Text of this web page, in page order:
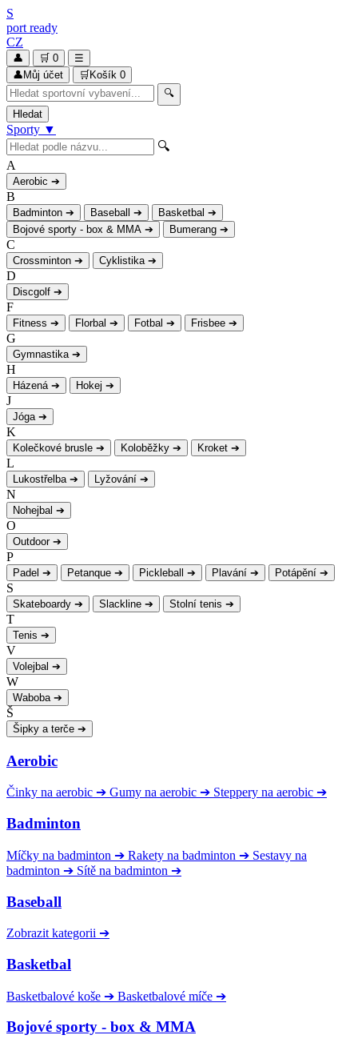
S
port ready
CZ
👤 🛒 0
☰
👤 Můj účet 🛒 Košík 0
🔍
Hledat
Sporty ▼
🔍
A
Aerobic ➔
B
Badminton ➔ Baseball ➔ Basketbal ➔
Bojové sporty - box & MMA ➔ Bumerang ➔
C
Crossminton ➔ Cyklistika ➔
D
Discgolf ➔
F
Fitness ➔ Florbal ➔ Fotbal ➔ Frisbee ➔
G
Gymnastika ➔
H
Házená ➔ Hokej ➔
J
Jóga ➔
K
Kolečkové brusle ➔ Koloběžky ➔ Kroket ➔
L
Lukostřelba ➔ Lyžování ➔
N
Nohejbal ➔
O
Outdoor ➔
P
Padel ➔ Petanque ➔ Pickleball ➔ Plavání ➔ Potápění ➔
S
Skateboardy ➔ Slackline ➔ Stolní tenis ➔
T
Tenis ➔
V
Volejbal ➔
W
Waboba ➔
Š
Šipky a terče ➔
Aerobic
Činky na aerobic ➔ Gumy na aerobic ➔ Steppery na aerobic ➔
Badminton
Míčky na badminton ➔ Rakety na badminton ➔ Sestavy na
badminton ➔ Sítě na badminton ➔
Baseball
Zobrazit kategorii ➔
Basketbal
Basketbalové koše ➔ Basketbalové míče ➔
Bojové sporty - box & MMA